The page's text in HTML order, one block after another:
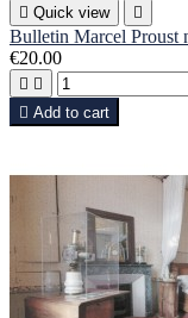
 Quick view 
Bulletin Marcel Proust
€20.00
 
 Add to cart